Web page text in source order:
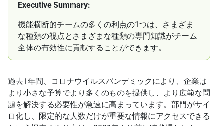
Executive Summary:
機能横断的チームの多くの利点の1つは、さまざま
な種類の視点とさまざまな種類の専門知識がチーム
全体の有効性に貢献することができます。
過去1年間、コロナウイルスパンデミックにより、企業は
より小さな予算でより多くのものを提供し、より広範な問
題を解決する必要性が急速に高まっています。部門がサイ
ロ化し、限定的な人数だけが重要な情報にアクセスできる